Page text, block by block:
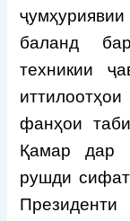
баланд
техникии
фанҳои
Қамар дар
рушди